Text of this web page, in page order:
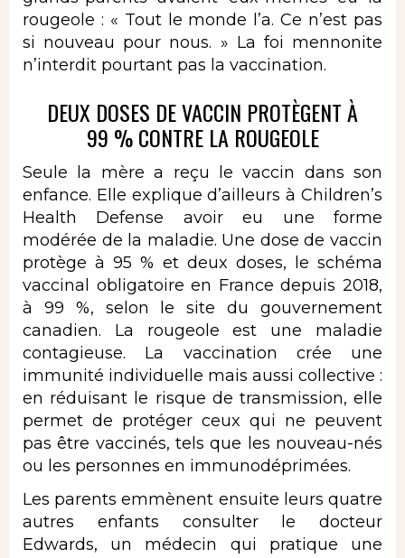
rougeole : « Tout le monde l’a. Ce n’est pas
si nouveau pour nous. » La foi mennonite
n’interdit pourtant pas la vaccination.
DEUX DOSES DE VACCIN PROTÈGENT À
99 % CONTRE LA ROUGEOLE
Seule la mère a reçu le vaccin dans son
enfance. Elle explique d’ailleurs à Children’s
Health Defense avoir eu une forme
modérée de la maladie. Une dose de vaccin
protège à 95 % et deux doses, le schéma
vaccinal obligatoire en France depuis 2018,
à 99 %, selon le site du gouvernement
canadien. La rougeole est une maladie
contagieuse. La vaccination crée une
immunité individuelle mais aussi collective :
en réduisant le risque de transmission, elle
permet de protéger ceux qui ne peuvent
pas être vaccinés, tels que les nouveau-nés
ou les personnes en immunodéprimées.
Les parents emmènent ensuite leurs quatre
autres enfants consulter le docteur
Edwards, un médecin qui pratique une